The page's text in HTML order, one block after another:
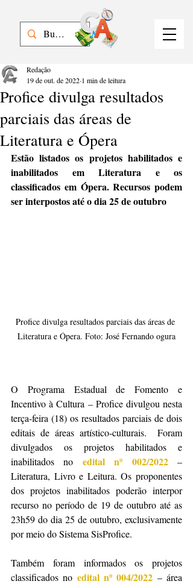
Profice divulga resultados
parciais das áreas de
Literatura e Ópera
Redação
19 de out. de 2022 1 min de leitura
Estão listados os projetos habilitados e
inabilitados em Literatura e os
classificados em Ópera. Recursos podem
ser interpostos até o dia 25 de outubro
Profice divulga resultados parciais das áreas de
Literatura e Ópera. Foto: José Fernando ogura
O Programa Estadual de Fomento e
Incentivo à Cultura – Profice divulgou nesta
terça-feira (18) os resultados parciais de dois
editais de áreas artístico-culturais.  Foram
divulgados os projetos habilitados e
inabilitados no edital nº 002/2022 –
Literatura, Livro e Leitura. Os proponentes
dos projetos inabilitados poderão interpor
recurso no período de 19 de outubro até as
23h59 do dia 25 de outubro, exclusivamente
por meio do Sistema SisProfice.
Também foram informados os projetos
classificados no edital nº 004/2022 – área